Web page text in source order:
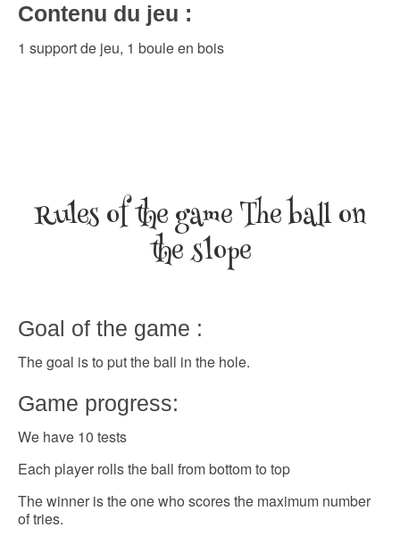
Contenu du jeu :
1 support de jeu, 1 boule en bois
Rules of the game The ball on
the slope
Goal of the game :
The goal is to put the ball in the hole.
Game progress:
We have 10 tests
Each player rolls the ball from bottom to top
The winner is the one who scores the maximum number
of tries.